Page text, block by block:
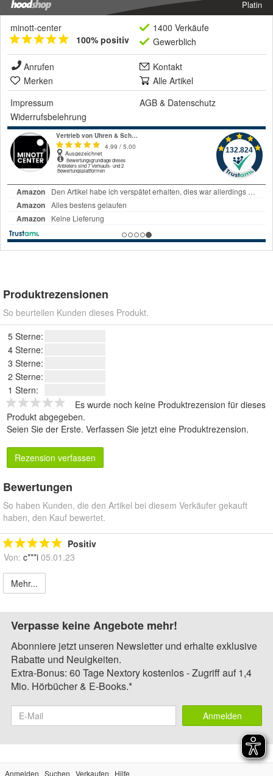
Platin
minott-center
100% positiv
1400 Verkäufe
Gewerblich
Anrufen
Kontakt
Merken
Alle Artikel
Impressum
AGB & Datenschutz
Widerrufsbelehrung
Produktrezensionen
So beurteilen Kunden dieses Produkt.
5 Sterne:
4 Sterne:
3 Sterne:
2 Sterne:
1 Stern:
Es wurde noch keine Produktrezension für dieses
Produkt abgegeben.
Seien Sie der Erste. Verfassen Sie jetzt eine Produktrezension.
Rezension verfassen
Bewertungen
So haben Kunden, die den Artikel bei diesem Verkäufer gekauft
haben, den Kauf bewertet.
Positiv
Von: c***i 05.01.23
Mehr...
Verpasse keine Angebote mehr!
Abonniere jetzt unseren Newsletter und erhalte exklusive
Rabatte und Neuigkeiten.
Extra-Bonus: 60 Tage Nextory kostenlos - Zugriff auf 1,4
Mio. Hörbücher & E-Books.*
Anmelden
Anmelden Suchen Verkaufen Hilfe